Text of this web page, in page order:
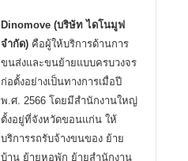
Dinomove (บริษัท ไดโนมูฟ
จำกัด) คือผู้ให้บริการด้านการ
ขนส่งและขนย้ายแบบครบวงจร
ก่อตั้งอย่างเป็นทางการเมื่อปี
พ.ศ. 2566 โดยมีสำนักงานใหญ่
ตั้งอยู่ที่จังหวัดขอนแก่น ให้
บริการรถรับจ้างขนของ ย้าย
บ้าน ย้ายหอพัก ย้ายสำนักงาน